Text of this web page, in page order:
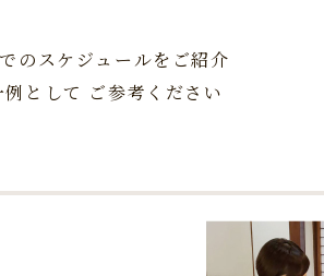
のスケジュールをご紹介
例として ご参考ください